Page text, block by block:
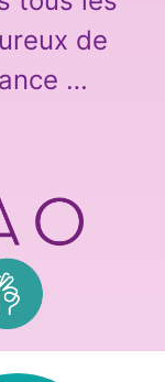
de
…